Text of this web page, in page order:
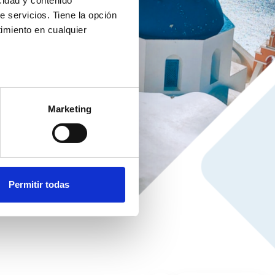
servicios. Tiene la opción
en cualquier
varios metros
(huellas digitales)
en lasección de
de redes sociales
nuestros partners de
Marketing
Permitir todas